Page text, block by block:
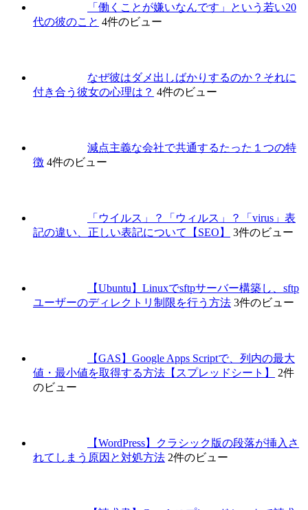
「働くことが嫌いなんです」という若い20
代の彼のこと 4件のビュー
なぜ彼はダメ出しばかりするのか？それに
付き合う彼女の心理は？ 4件のビュー
減点主義な会社で共通するたった１つの特
徴 4件のビュー
「ウイルス」？「ウィルス」？「virus」表
記の違い、正しい表記について【SEO】
3件のビュー
【Ubuntu】Linuxでsftpサーバー構築し、sftp
ユーザーのディレクトリ制限を行う方法 3件のビュー
【GAS】Google Apps Scriptで、列内の最大
値・最小値を取得する方法【スプレッドシート】
2件
のビュー
【WordPress】クラシック版の段落が挿入さ
れてしまう原因と対処方法 2件のビュー